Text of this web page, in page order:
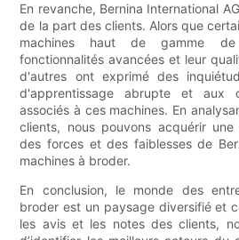
En revanche, Bernina International
de la part des clients. Alors que
machines haut de gamme
fonctionnalités avancées et leur
d'autres ont exprimé des
d'apprentissage abrupte et aux
associés à ces machines. En
clients, nous pouvons acquérir une
des forces et des faiblesses de
machines à broder.
En conclusion, le monde des
broder est un paysage diversifié et
les avis et les notes des clients,